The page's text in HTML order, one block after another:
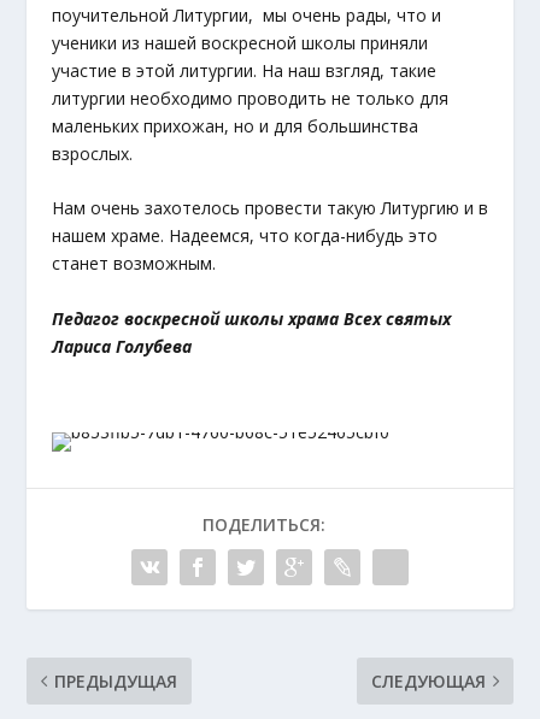
поучительной Литургии, мы очень рады, что и
ученики из нашей воскресной школы приняли
участие в этой литургии. На наш взгляд, такие
литургии необходимо проводить не только для
маленьких прихожан, но и для большинства
взрослых.
Нам очень захотелось провести такую Литургию и в
нашем храме. Надеемся, что когда-нибудь это
станет возможным.
Педагог воскресной школы храма Всех святых
Лариса Голубева
ПОДЕЛИТЬСЯ:
ПРЕДЫДУЩАЯ СЛЕДУЮЩАЯ